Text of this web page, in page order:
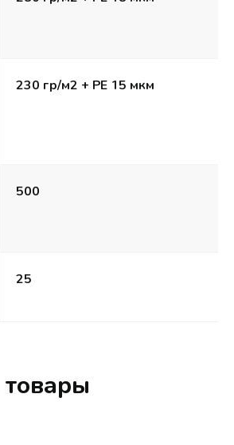
230 гр/м2 + РЕ 15 мкм
500
25